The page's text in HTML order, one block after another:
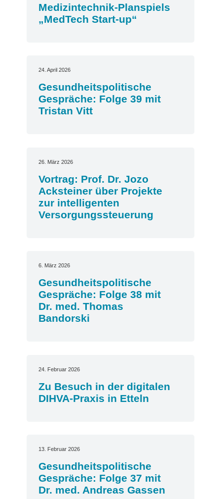
Medizintechnik-Planspiels
„MedTech Start-up“
24. April 2026
Gesundheitspolitische
Gespräche: Folge 39 mit
Tristan Vitt
26. März 2026
Vortrag: Prof. Dr. Jozo
Acksteiner über Projekte
zur intelligenten
Versorgungssteuerung
6. März 2026
Gesundheitspolitische
Gespräche: Folge 38 mit
Dr. med. Thomas
Bandorski
24. Februar 2026
Zu Besuch in der digitalen
DIHVA-Praxis in Etteln
13. Februar 2026
Gesundheitspolitische
Gespräche: Folge 37 mit
Dr. med. Andreas Gassen